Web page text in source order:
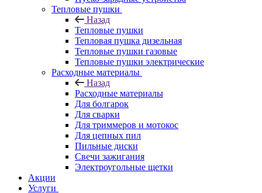
Тепловые пушки
Назад
Тепловые пушки
Тепловая пушка дизельная
Тепловые пушки газовые
Тепловые пушки электрические
Расходные материалы
Назад
Расходные материалы
Для болгарок
Для сварки
Для триммеров и мотокос
Для цепных пил
Пильные диски
Свечи зажигания
Электроугольные щетки
Акции
Услуги